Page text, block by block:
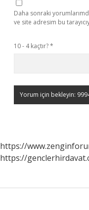
Daha sonraki
ve site adresim bu
10 - 4 kaçtır?*
https://
https://